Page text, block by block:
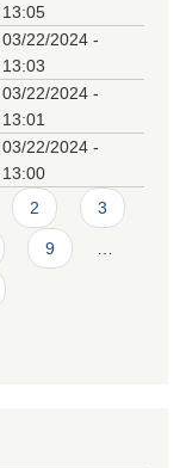
13:05
03/22/2024 -
13:03
03/22/2024 -
13:01
03/22/2024 -
13:00
2 3
9